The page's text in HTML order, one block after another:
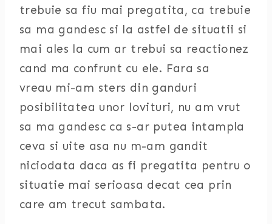
trebuie sa fiu mai pregatita, ca trebuie
sa ma gandesc si la astfel de situatii si
mai ales la cum ar trebui sa reactionez
cand ma confrunt cu ele. Fara sa
vreau mi-am sters din ganduri
posibilitatea unor lovituri, nu am vrut
sa ma gandesc ca s-ar putea intampla
ceva si uite asa nu m-am gandit
niciodata daca as fi pregatita pentru o
situatie mai serioasa decat cea prin
care am trecut sambata.